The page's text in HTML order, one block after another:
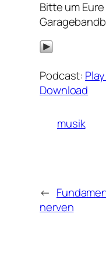
Bitte um Eure
Podcast:
Download
musik
←
nerven